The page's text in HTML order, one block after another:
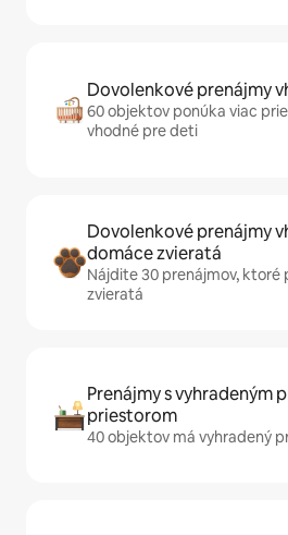
Dovolenkové prenájmy
60 objektov ponúka viac
vhodné pre deti
Dovolenkové prenájmy
domáce zvieratá
Nájdite 30 prenájmov, ktoré
zvieratá
Prenájmy s vyhradeným
priestorom
40 objektov má vyhradený